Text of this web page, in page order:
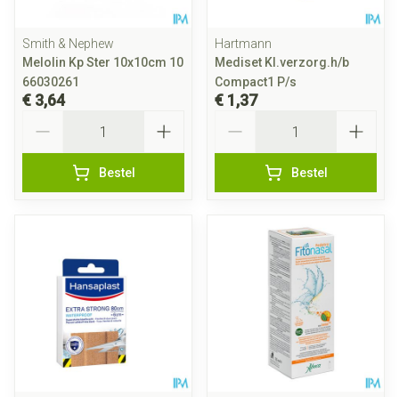
Smith & Nephew
Melolin Kp Ster 10x10cm 10
66030261
€ 3,64
Bestel
Hartmann
Mediset Kl.verzorg.h/b
Compact1 P/s
€ 1,37
Bestel